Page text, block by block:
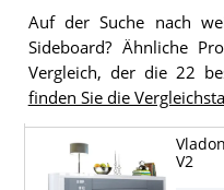
Auf der Suche nach
Sideboard? Ähnliche
Vergleich, der die 22
finden Sie die
V2